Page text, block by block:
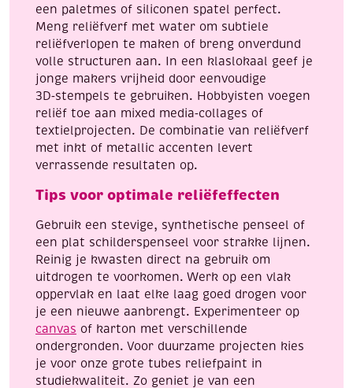
een paletmes of siliconen spatel perfect.
Meng reliëfverf met water om subtiele
reliëfverlopen te maken of breng onverdund
volle structuren aan. In een klaslokaal geef je
jonge makers vrijheid door eenvoudige
3D‑stempels te gebruiken. Hobbyisten voegen
reliëf toe aan mixed media‑collages of
textielprojecten. De combinatie van reliëfverf
met inkt of metallic accenten levert
verrassende resultaten op.
Tips voor optimale reliëfeffecten
Gebruik een stevige, synthetische penseel of
een plat schilderspenseel voor strakke lijnen.
Reinig je kwasten direct na gebruik om
uitdrogen te voorkomen. Werk op een vlak
oppervlak en laat elke laag goed drogen voor
je een nieuwe aanbrengt. Experimenteer op
canvas of karton met verschillende
ondergronden. Voor duurzame projecten kies
je voor onze grote tubes reliefpaint in
studiekwaliteit. Zo geniet je van een